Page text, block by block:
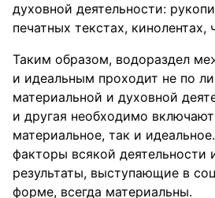
духовной деятельности:
печатных текстах, кинолентах,
Таким образом, водораздел
и идеальным проходит не по
материальной и духовной
и другая необходимо
материальное, так и
факторы всякой деятельности
результаты, выступающие в
форме, всегда материальны.